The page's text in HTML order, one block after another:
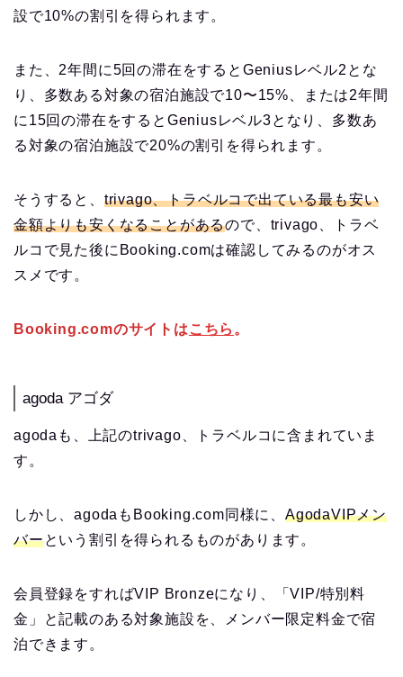
設で10%の割引を得られます。
また、2年間に5回の滞在をするとGeniusレベル2とな
り、多数ある対象の宿泊施設で10〜15%、または2年間
に15回の滞在をするとGeniusレベル3となり、多数あ
る対象の宿泊施設で20%の割引を得られます。
そうすると、 trivago、トラベルコで出ている最も安い
金額よりも安くなることがあるので、trivago、トラベ
ルコで見た後にBooking.comは確認してみるのがオス
スメです。
Booking.comのサイトは こちら 。
agoda アゴダ
agodaも、上記のtrivago、トラベルコに含まれていま
す。
しかし、agodaもBooking.com同様に、AgodaVIPメン
バーという割引を得られるものがあります。
会員登録をすればVIP Bronzeになり、「VIP/特別料
金」と記載のある対象施設を、メンバー限定料金で宿
泊できます。